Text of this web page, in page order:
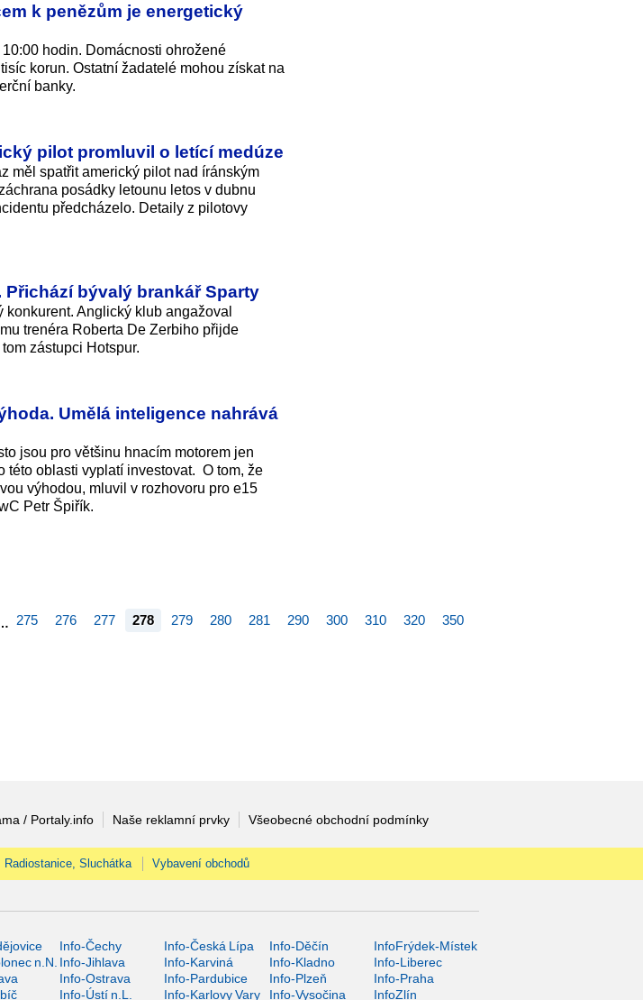
k penězům je energetický
hodin. Domácnosti ohrožené
korun. Ostatní žadatelé mohou získat na
banky.
pilot promluvil o letící medúze
měl spatřit americký pilot nad íránským
posádky letounu letos v dubnu
předcházelo. Detaily z pilotovy
bývalý brankář Sparty
Anglický klub angažoval
trenéra Roberta De Zerbiho přijde
zástupci Hotspur.
Umělá inteligence nahrává
jsou pro většinu hnacím motorem jen
této oblasti vyplatí investovat. O tom, že
výhodou, mluvil v rozhovoru pro e15
Petr Špiřík.
275 276 277 278 279 280 281 290 300 310 320 350
/ Portaly.info Naše reklamní prvky Všeobecné obchodní podmínky
Sluchátka Vybavení obchodů
Info-Čechy Info-Česká Lípa Info-Děčín
InfoFrýdek-Místek
n.N. Info-Jihlava Info-Karviná Info-Kladno
Info-Liberec
Info-Ostrava Info-Pardubice Info-Plzeň
Info-Praha
Info-Ústí n.L. Info-Karlovy Vary Info-Vysočina InfoZlín